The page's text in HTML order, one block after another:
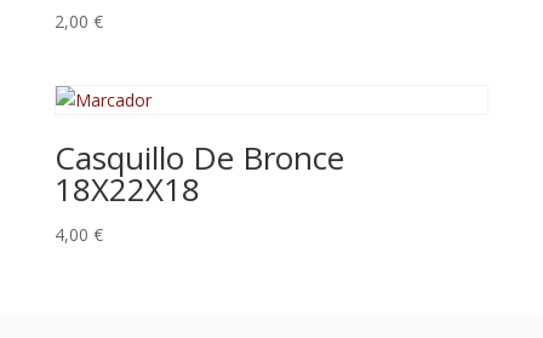
2,00 €
Casquillo De Bronce
18X22X18
4,00 €